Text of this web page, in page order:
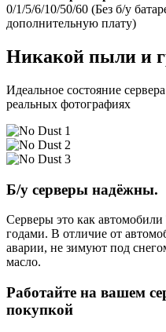
0/1/5/6/10/50/60 (Без б/у
дополнительную плату)
Никакой пыли и
Идеальное состояние
реальных фотографиях
Б/у серверы надёжны.
Серверы это как
годами. В отличие от
аварии, не зимуют под
масло.
Работайте на вашем
покупкой